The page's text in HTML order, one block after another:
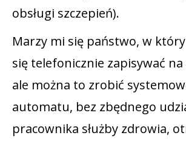
obsługi szczepień).
Marzy mi się państwo, w
się telefonicznie zapisywać na
ale można to zrobić
automatu, bez zbędnego
pracownika służby zdrowia,